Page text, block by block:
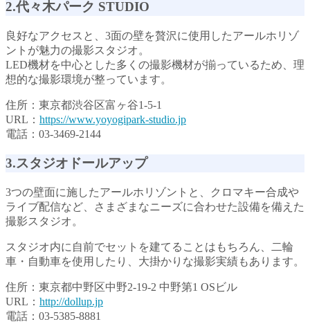
2.代々木パーク STUDIO
良好なアクセスと、3面の壁を贅沢に使用したアールホリゾ
ントが魅力の撮影スタジオ。
LED機材を中心とした多くの撮影機材が揃っているため、理
想的な撮影環境が整っています。
住所：東京都渋谷区富ヶ谷1-5-1
URL： https://www.yoyogipark-studio.jp
電話：03-3469-2144
3.スタジオドールアップ
3つの壁面に施したアールホリゾントと、クロマキー合成や
ライブ配信など、さまざまなニーズに合わせた設備を備えた
撮影スタジオ。
スタジオ内に自前でセットを建てることはもちろん、二輪
車・自動車を使用したり、大掛かりな撮影実績もあります。
住所：東京都中野区中野2-19-2 中野第1 OSビル
URL： http://dollup.jp
電話：03-5385-8881